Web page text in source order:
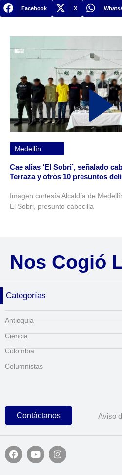
Facebook X
Medellín
Cae alias ‘El Sobri’, señalado
Terraza y otros 10 presuntos
Imagen cortesía Alcaldía de
El Sobri, presunto cabecilla
Nos Cogió
Categorías
Antioquia
Ciencia
Colombia
Columnistas
Contáctanos Aviso